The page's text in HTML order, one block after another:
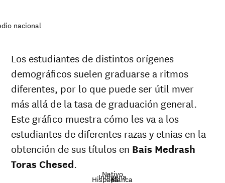
nacional
Los estudiantes de distintos orígenes
demográficos suelen graduarse a ritmos
diferentes, por lo que puede ser útil mver
más allá de la tasa de graduación general.
Este gráfico muestra cómo les va a los
estudiantes de diferentes razas y etnias en la
obtención de sus títulos en Bais Medrash
Toras Chesed.
Indígena
Hispana
Nativo
Blanca